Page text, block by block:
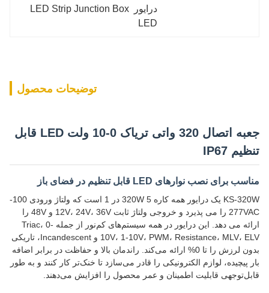
درایور LED Strip Junction Box
LED
توضیحات محصول
جعبه اتصال 320 واتی تریاک 0-10 ولت LED قابل
تنظیم IP67
مناسب برای نصب نوارهای LED قابل تنظیم در فضای باز
KS-320W یک درایور همه کاره 320W 5 در 1 است که ولتاژ ورودی 100-
277VAC را می پذیرد و خروجی ولتاژ ثابت 12V، 24V، 36V و 48V را
ارائه می دهد. این درایور در همه سیستم‌های کم‌نور از جمله Triac، 0-
10V، 1-10V، PWM، Resistance، MLV، ELV و Incandescent، تاریکی
بدون لرزش را تا 0% ارائه می‌کند. راندمان بالا و حفاظت در برابر اضافه
بار پیچیده، لوازم الکترونیکی را قادر می‌سازد تا خنک‌تر کار کنند و به طور
قابل‌توجهی قابلیت اطمینان و عمر محصول را افزایش می‌دهند.